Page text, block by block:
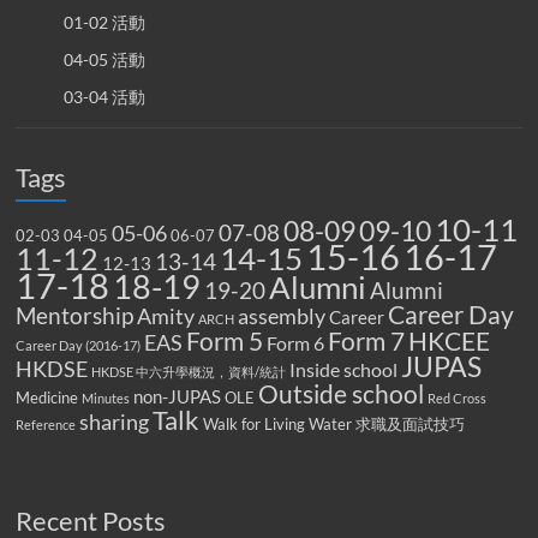
01-02 活動
04-05 活動
03-04 活動
Tags
02-03 04-05 05-06 06-07 07-0808-0909-10 10-11
11-12 12-13 13-14 14-15 15-16 16-17
17-18 18-19 19-20Alumni Alumni
MentorshipAmity ARCH assemblyCareer Career Day
Career Day (2016-17) EAS Form 5 Form 6 Form 7HKCEE
HKDSE HKDSE 中六升學概況，資料/統計 Inside school JUPAS
Medicine Minutes non-JUPAS OLE Outside school Red Cross
Reference sharingTalk Walk for Living Water 求職及面試技巧
Recent Posts